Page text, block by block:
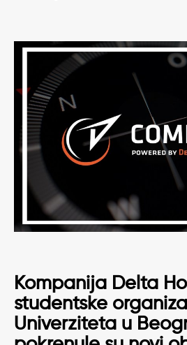
Kompanija Delta
studentske
Univerziteta u